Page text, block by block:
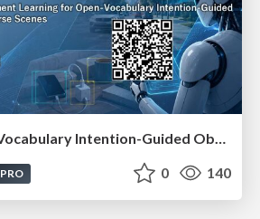
[MIRU26] Open-Vocabulary Intention-Guided Object Detection in Diverse Scenes
PRO 0 140